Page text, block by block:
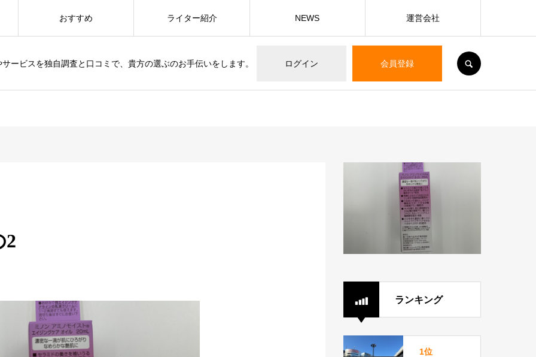
ービスを独自調査と口コミで、貴方の選ぶのお手伝いをします。 ログイン 会員登録
おすすめ ライター紹介 NEWS 運営会社
2
ランキング
1位